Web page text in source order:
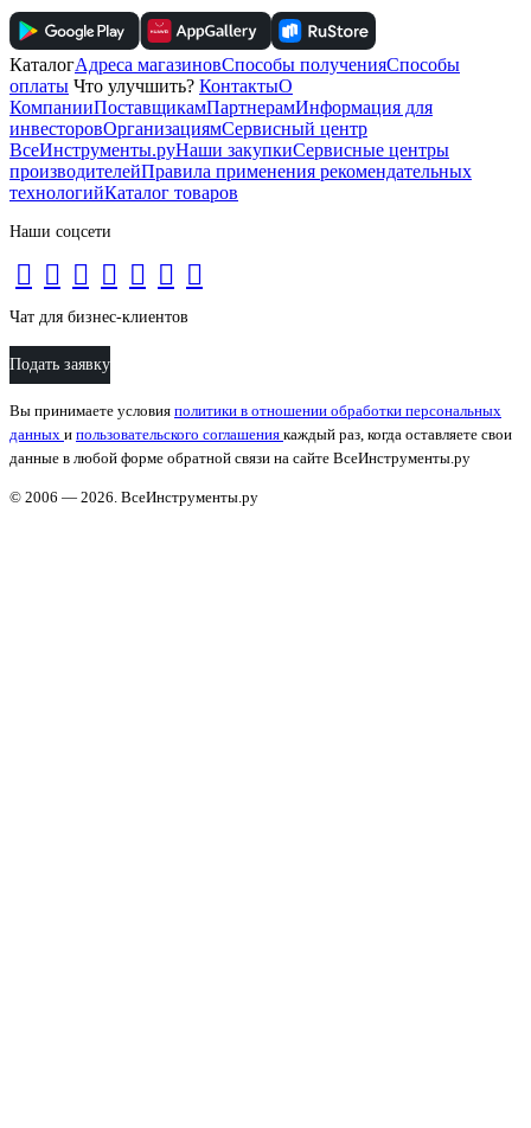
КаталогАдреса магазиновСпособы полученияСпособы
оплаты Что улучшить? КонтактыО
КомпанииПоставщикамПартнерамИнформация для
инвесторовОрганизациямСервисный центр
ВсеИнструменты.руНаши закупкиСервисные центры
производителейПравила применения рекомендательных
технологийКаталог товаров
Наши соцсети
Чат для бизнес-клиентов
Подать заявку
Вы принимаете условия политики в отношении обработки персональных
данных и пользовательского соглашения каждый раз, когда оставляете свои
данные в любой форме обратной связи на сайте ВсеИнструменты.ру
© 2006 — 2026. ВсеИнструменты.ру